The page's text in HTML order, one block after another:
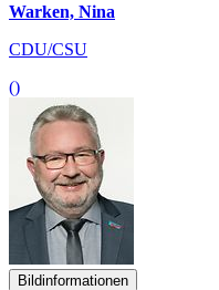
Warken, Nina
CDU/CSU
()
Bildinformationen